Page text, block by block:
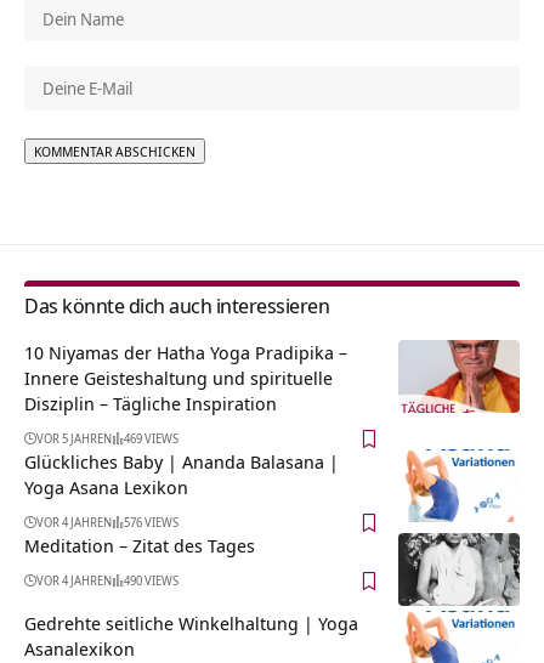
Das könnte dich auch interessieren
10 Niyamas der Hatha Yoga Pradipika –
Innere Geisteshaltung und spirituelle
Disziplin – Tägliche Inspiration
VOR 5 JAHREN 469 VIEWS
Glückliches Baby | Ananda Balasana |
Yoga Asana Lexikon
VOR 4 JAHREN 576 VIEWS
Meditation – Zitat des Tages
VOR 4 JAHREN 490 VIEWS
Gedrehte seitliche Winkelhaltung | Yoga
Asanalexikon